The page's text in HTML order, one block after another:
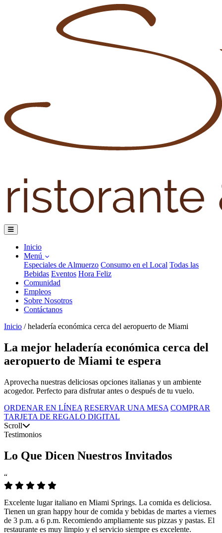
Inicio
Menú
Especiales de Almuerzo Consumo en el Local Todas las
Bebidas Eventos Hora Feliz
Comunidad
Empleos
Sobre Nosotros
Contáctanos
Inicio / heladería económica cerca del aeropuerto de Miami
La mejor heladería económica cerca del
aeropuerto de Miami te espera
Aprovecha nuestras deliciosas opciones italianas y un ambiente
acogedor. Perfecto para disfrutar antes o después de tu vuelo.
ORDENAR EN LÍNEA RESERVAR UNA MESA COMPRAR
TARJETA DE REGALO DIGITAL
Scroll
Testimonios
Lo Que Dicen Nuestros Invitados
“
Excelente lugar italiano en Miami Springs. La comida es deliciosa.
Tienen un gran happy hour de comida y bebidas de martes a viernes
de 3 p.m. a 6 p.m. Recomiendo ampliamente sus pizzas y pastas. El
restaurante es muy limpio y el servicio siempre es excelente.